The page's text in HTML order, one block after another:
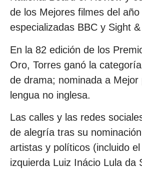
de los Mejores filmes del
especializadas BBC y Sight
En la 82 edición de los
Oro, Torres ganó la
de drama; nominada a Mejor
lengua no inglesa.
Las calles y las redes
de alegría tras su
artistas y políticos (incluido
izquierda Luiz Inácio Lula da